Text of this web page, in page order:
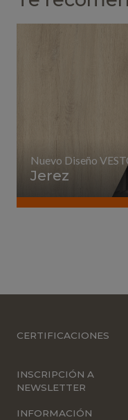
Nuevo Diseño
Jerez
CERTIFICACIONES
INSCRIPCIÓN A
NEWSLETTER
INFORMACIÓN